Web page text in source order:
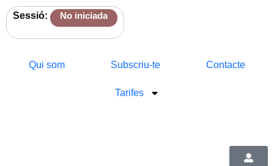
Sessió: No iniciada
Qui som Subscriu-te Contacte
Tarifes